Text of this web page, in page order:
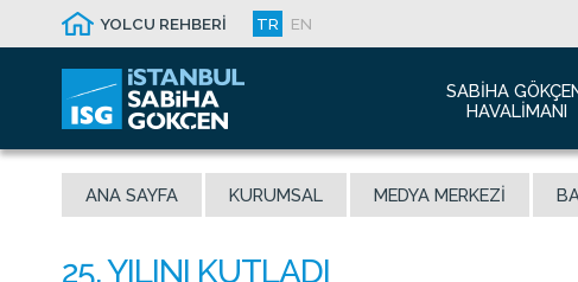
YOLCU REHBERİ TR EN
SABIHA
HAVALIMANI
Hakkımızda
Havalimanı
ANA SAYFA KURUMSAL MEDYA MERKEZI